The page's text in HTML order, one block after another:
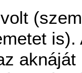
is).